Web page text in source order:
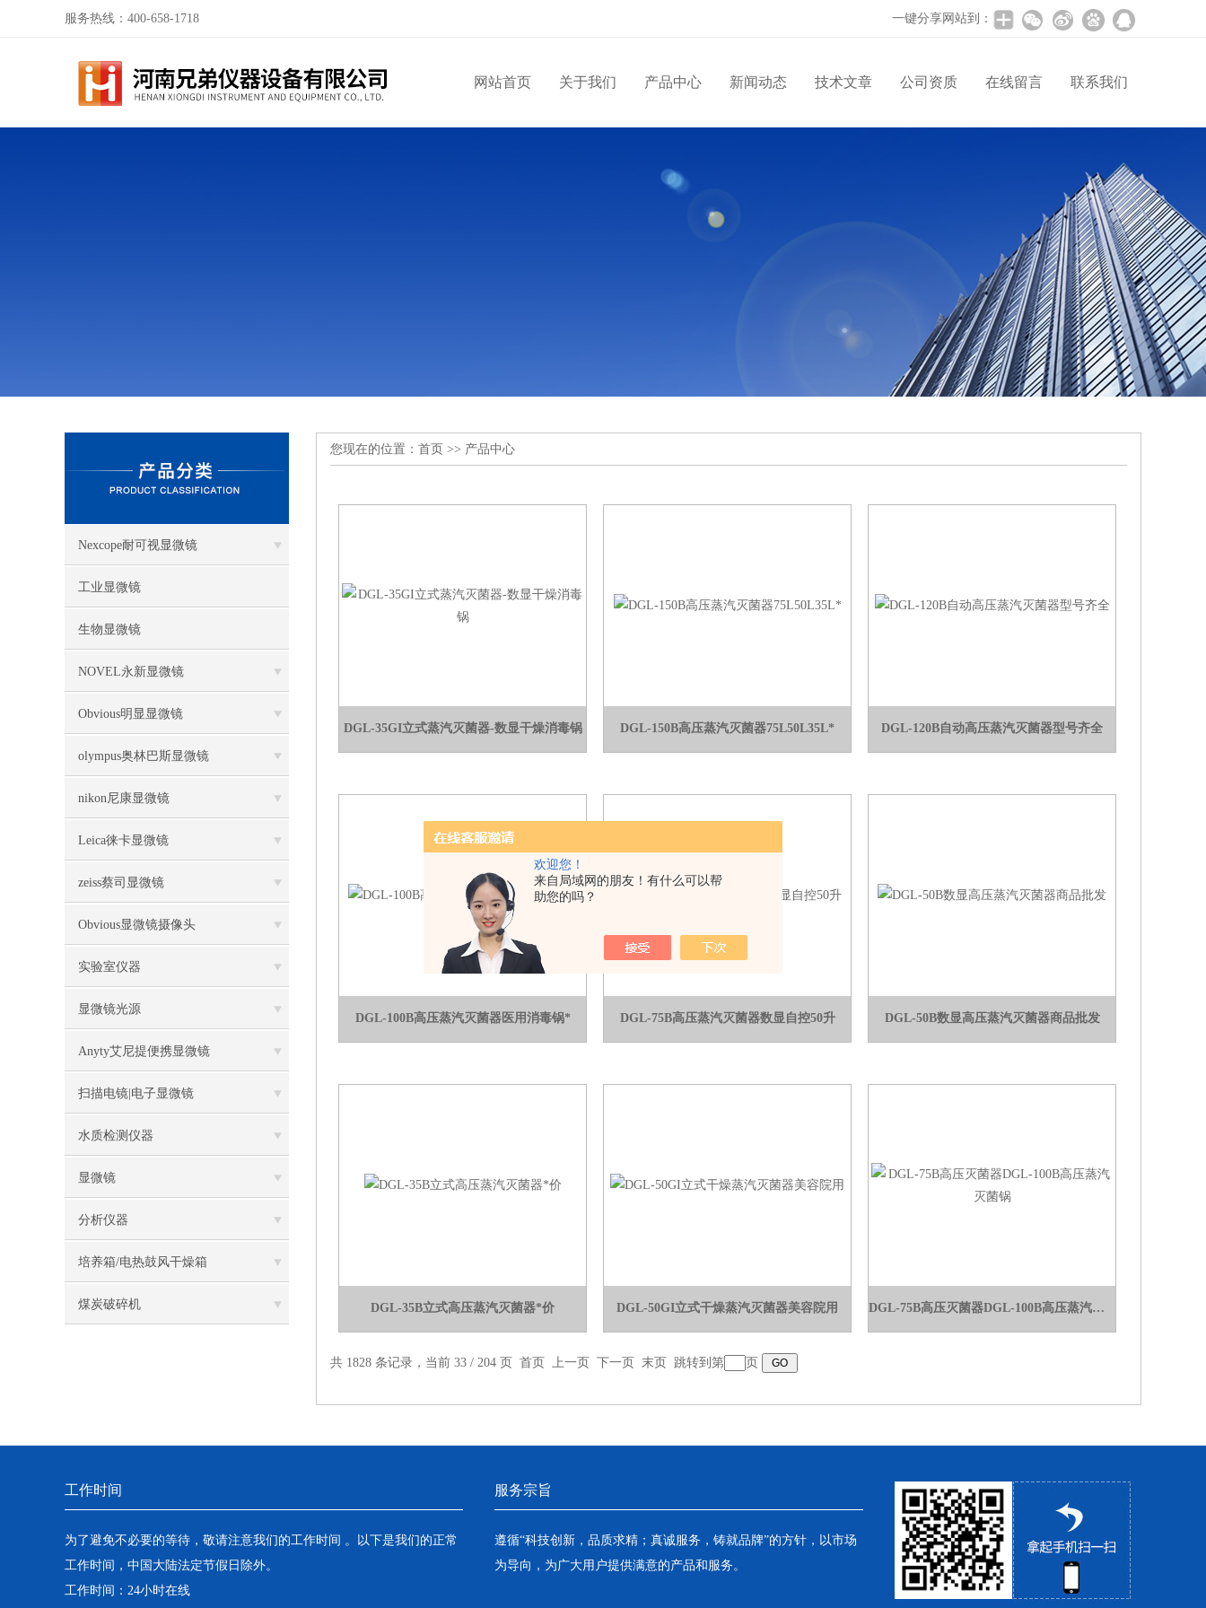
欢迎您！
来自局域网的朋友！有什么可以帮
助您的吗？
服务热线：400-658-1718 一键分享网站到：
网站首页 关于我们 产品中心 新闻动态 技术文章 公司资质 在线留言 联系我们
Nexcope耐可视显微镜
工业显微镜
生物显微镜
NOVEL永新显微镜
Obvious明显显微镜
olympus奥林巴斯显微镜
nikon尼康显微镜
Leica徕卡显微镜
zeiss蔡司显微镜
Obvious显微镜摄像头
实验室仪器
显微镜光源
Anyty艾尼提便携显微镜
扫描电镜|电子显微镜
水质检测仪器
显微镜
分析仪器
培养箱/电热鼓风干燥箱
煤炭破碎机
您现在的位置： 首页 >> 产品中心
DGL-35GI立式蒸汽灭菌器-数显干燥消毒锅 DGL-150B高压蒸汽灭菌器75L50L35L* DGL-120B自动高压蒸汽灭菌器型号齐全
DGL-100B高压蒸汽灭菌器医用消毒锅* DGL-75B高压蒸汽灭菌器数显自控50升 DGL-50B数显高压蒸汽灭菌器商品批发
DGL-35B立式高压蒸汽灭菌器*价 DGL-50GI立式干燥蒸汽灭菌器美容院用 DGL-75B高压灭菌器DGL-100B高压蒸汽灭菌锅
共 1828 条记录，当前 33 / 204 页 首页 上一页 下一页 末页 跳转到第 页
工作时间
为了避免不必要的等待，敬请注意我们的工作时间 。以下是我们的正常
工作时间，中国大陆法定节假日除外。
工作时间：24小时在线
服务宗旨
遵循“科技创新，品质求精；真诚服务，铸就品牌”的方针，以市场
为导向，为广大用户提供满意的产品和服务。